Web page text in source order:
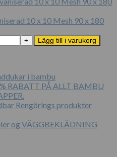
10 x 10 Mesh 90 x 180
Lägg till i varukorg
i bambu
RABATT PÅ ALLT BAMBU
Rengörings produkter
og VÄGGBEKLÄDNING